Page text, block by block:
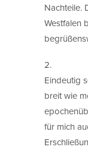
Nachteile.
Westfalen
2.
Eindeutig
breit wie
für mich